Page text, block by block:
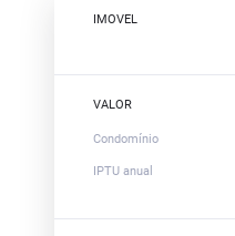
IMOVEL
VALOR
Condomínio
IPTU anual